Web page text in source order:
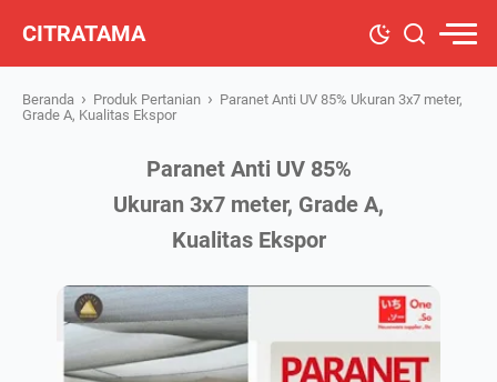
CITRATAMA
Beranda › Produk Pertanian › Paranet Anti UV 85% Ukuran 3x7 meter,
Grade A, Kualitas Ekspor
Paranet Anti UV 85%
Ukuran 3x7 meter, Grade A,
Kualitas Ekspor